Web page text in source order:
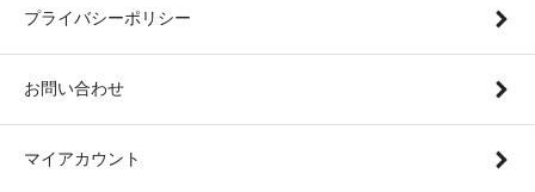
プライバシーポリシー
お問い合わせ
マイアカウント